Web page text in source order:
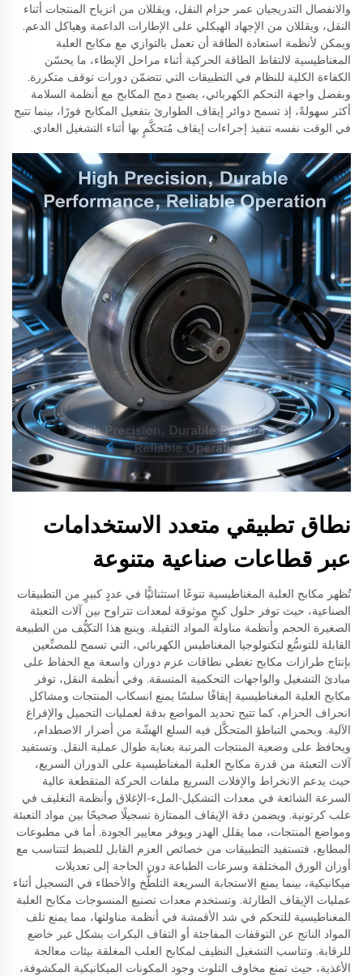
والانفصال التدريجيان عمر حزام النقل، ويقللان من انزياح المنتجات أثناء
النقل، ويقللان من الإجهاد الهيكلي على الإطارات الداعمة وهياكل الدعم.
ويمكن لأنظمة استعادة الطاقة أن تعمل بالتوازي مع مكابح العلبة
المغناطيسية لالتقاط الطاقة الحركية أثناء مراحل الإبطاء، ما يحسّن
الكفاءة الكلية للنظام في التطبيقات التي تتضمّن دورات توقف متكررة.
وبفضل واجهة التحكم الكهربائي، يصبح دمج المكابح مع أنظمة السلامة
أكثر سهولةً، إذ تسمح دوائر إيقاف الطوارئ بتفعيل المكابح فورًا، بينما تتيح
في الوقت نفسه تنفيذ إجراءات إيقاف مُتحكَّمٍ بها أثناء التشغيل العادي.
نطاق تطبيقي متعدد الاستخدامات
عبر قطاعات صناعية متنوعة
تُظهر مكابح العلبة المغناطيسية تنوعًا استثنائيًّا في عددٍ كبيرٍ من التطبيقات
الصناعية، حيث توفر حلول كبحٍ موثوقة لمعدات تتراوح بين آلات التعبئة
الصغيرة الحجم وأنظمة مناولة المواد الثقيلة. وينبع هذا التكيُّف من الطبيعة
القابلة للتوسُّع لتكنولوجيا المغناطيس الكهربائي، التي تسمح للمصنِّعين
بإنتاج طرازات مكابح تغطي نطاقات عزم دوران واسعة مع الحفاظ على
مبادئ التشغيل والواجهات التحكمية المتسقة. وفي أنظمة النقل، توفر
مكابح العلبة المغناطيسية إيقافًا سلسًا يمنع انسكاب المنتجات ومشاكل
انحراف الحزام، كما تتيح تحديد المواضع بدقة لعمليات التحميل والإفراغ
الآلية. ويحمي التباطؤ المتحكَّل فيه السلع الهشّة من أضرار الاصطدام،
ويحافظ على وضعية المنتجات المرتبة بعناية طوال عملية النقل. وتستفيد
آلات التعبئة من قدرة مكابح العلبة المغناطيسية على الدوران السريع،
حيث يدعم الانخراط والإفلات السريع ملفات الحركة المتقطعة عالية
السرعة الشائعة في معدات التشكيل-الملء-الإغلاق وأنظمة التغليف في
علب كرتونية. ويضمن دقة الإيقاف الممتازة تسجيلًا صحيحًا بين مواد التعبئة
ومواضع المنتجات، مما يقلل الهدر ويوفر معايير الجودة. أما في مطبوعات
المطابع، فتستفيد التطبيقات من خصائص العزم القابل للضبط لتتناسب مع
أوزان الورق المختلفة وسرعات الطباعة دون الحاجة إلى تعديلات
ميكانيكية، بينما يمنع الاستجابة السريعة التلطُّخ والأخطاء في التسجيل أثناء
عمليات الإيقاف الطارئة. وتستخدم معدات تصنيع المنسوجات مكابح العلبة
المغناطيسية للتحكم في شد الأقمشة في أنظمة مناولتها، مما يمنع تلف
المواد الناتج عن التوقفات المفاجئة أو التفاف البكرات بشكل غير خاضع
للرقابة. وتناسب التشغيل النظيف لمكابح العلب المغلقة بيئات معالجة
الأغذية، حيث تمنع مخاوف التلوث وجود المكونات الميكانيكية المكشوفة،